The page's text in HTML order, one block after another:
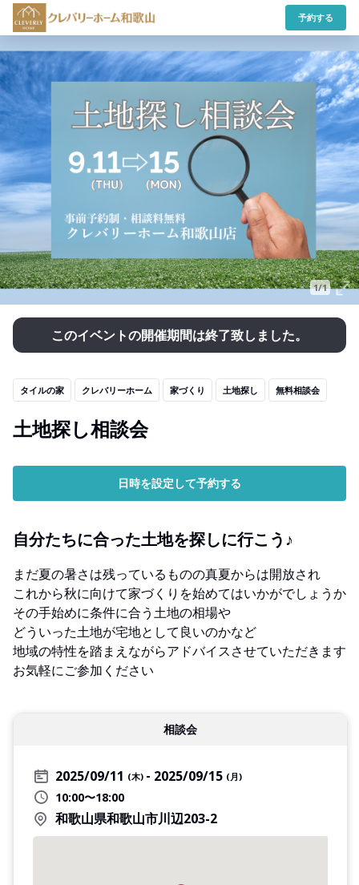
予約する
1/1
このイベントの開催期間は終了致しました。
タイルの家 クレバリーホーム 家づくり 土地探し 無料相談会
土地探し相談会
日時を設定して予約する
自分たちに合った土地を探しに行こう♪
まだ夏の暑さは残っているものの真夏からは開放され
これから秋に向けて家づくりを始めてはいかがでしょうか
その手始めに条件に合う土地の相場や
どういった土地が宅地として良いのかなど
地域の特性を踏まえながらアドバイスさせていただきます
お気軽にご参加ください
相談会
2025/09/11 (木) 2025/09/15 (月)
10:00〜18:00
和歌山県和歌山市川辺203-2